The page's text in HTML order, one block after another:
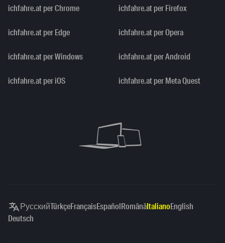
ichfahre.at per Chrome ichfahre.at per Firefox
ichfahre.at per Edge ichfahre.at per Opera
ichfahre.at per Windows ichfahre.at per Android
ichfahre.at per iOS ichfahre.at per Meta Quest
РусскийTürkçeFrançaisEspañolRomânăItalianoEnglish
Deutsch